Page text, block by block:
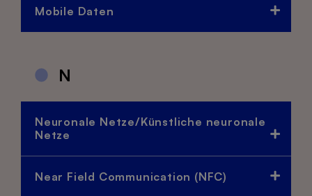
Mobile Daten
N
Neuronale Netze/Künstliche neuronale
Netze
Near Field Communication (NFC)